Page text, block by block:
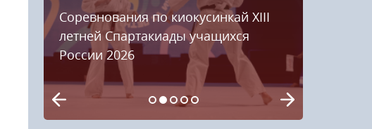
Соревнования по киокусинкай XIII
летней Спартакиады учащихся
России 2026